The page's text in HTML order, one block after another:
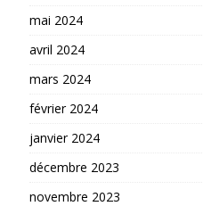
mai 2024
avril 2024
mars 2024
février 2024
janvier 2024
décembre 2023
novembre 2023